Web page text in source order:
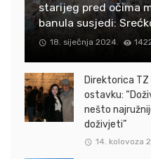
starijeg pred očima
banula susjedi:
18. siječnja 2024.
Direktorica TZ
ostavku:
nešto
doživjeti”
14. kolovoza